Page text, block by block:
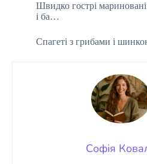
Швидко гострі
і ба…
Спагеті з грибами і
Софія